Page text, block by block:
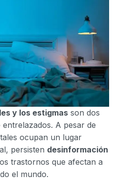
y los estigmas son dos
A pesar de
ocupan un lugar
persisten desinformación
trastornos que afectan a
el mundo.